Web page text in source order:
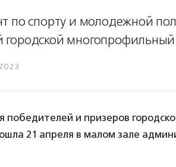
по спорту и молодежной
многопрофильный
и призеров
21 апреля в малом зале